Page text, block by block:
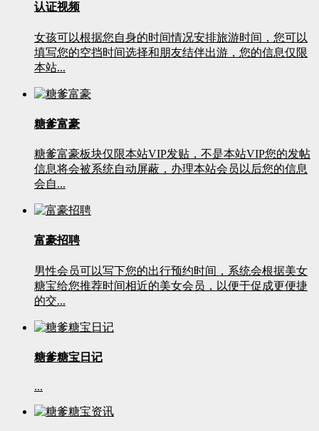
认证视频
女孩可以根据您自身的时间情况安排旅游时间，您可以
填写您的空挡时间选择和朋友结伴出游，您的信息仅限
本站...
糖爹富豪
糖爹富豪板块仅限本站VIP发贴，不是本站VIP您的发帖
信息将会被系统自动屏蔽，办理本站会员以后您的信息
会自...
富豪招聘
男性会员可以写下您的出行预约时间，系统会根据美女
糖宝给您推荐时间相近的美女会员，以便于促成更便捷
的交...
糖爹糖宝日记
...